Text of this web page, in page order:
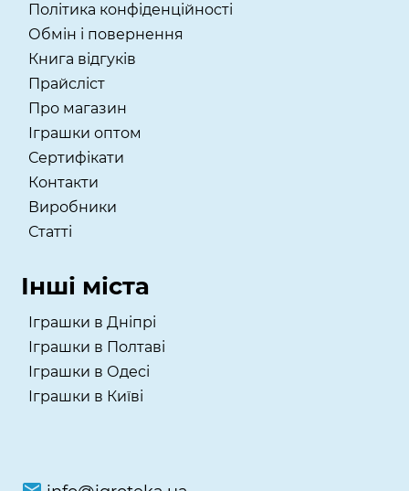
Політика конфіденційності
Обмін і повернення
Книга відгуків
Прайсліст
Про магазин
Іграшки оптом
Сертифікати
Контакти
Виробники
Статті
Інші міста
Іграшки в Дніпрі
Іграшки в Полтаві
Іграшки в Одесі
Іграшки в Київі